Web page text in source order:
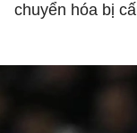
chuyển hóa bị